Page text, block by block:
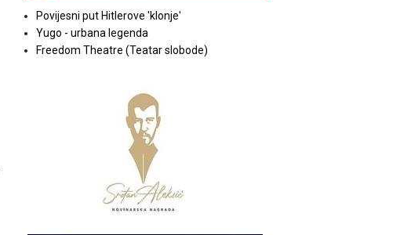
Povijesni put Hitlerove 'klonje'
Yugo - urbana legenda
Freedom Theatre (Teatar slobode)